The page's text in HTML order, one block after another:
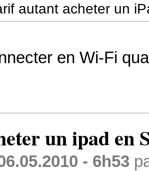
autant acheter un
en Wi-Fi
un ipad en
- 6h53